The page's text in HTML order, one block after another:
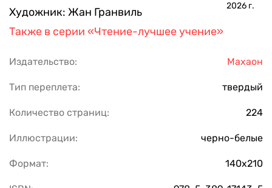
Художник: Жан Гранвиль 2026 г.
Также в серии «Чтение-лучшее учение»
Издательство: Махаон
Тип переплета: твердый
Количество страниц: 224
Иллюстрации: черно-белые
Формат: 140х210